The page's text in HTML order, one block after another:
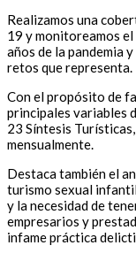
Realizamos una
19 y monitoreamos
años de la pandemia
retos que representa.
Con el propósito de
principales variables
23 Síntesis
mensualmente.
Destaca también el
turismo sexual
y la necesidad de
empresarios y
infame práctica